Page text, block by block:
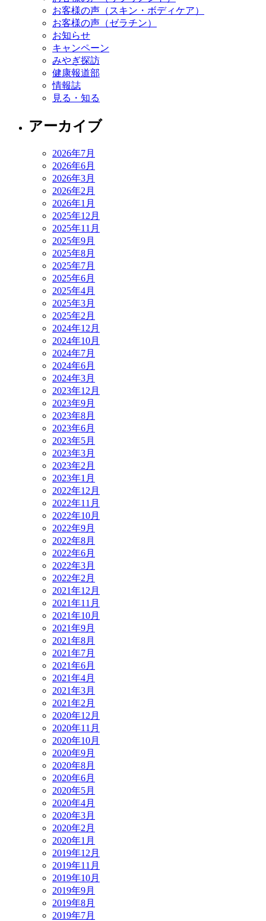
お客様の声（スキン・ボディケア）
お客様の声（ゼラチン）
お知らせ
キャンペーン
みやぎ探訪
健康報道部
情報誌
見る・知る
アーカイブ
2026年7月
2026年6月
2026年3月
2026年2月
2026年1月
2025年12月
2025年11月
2025年9月
2025年8月
2025年7月
2025年6月
2025年4月
2025年3月
2025年2月
2024年12月
2024年10月
2024年7月
2024年6月
2024年3月
2023年12月
2023年9月
2023年8月
2023年6月
2023年5月
2023年3月
2023年2月
2023年1月
2022年12月
2022年11月
2022年10月
2022年9月
2022年8月
2022年6月
2022年3月
2022年2月
2021年12月
2021年11月
2021年10月
2021年9月
2021年8月
2021年7月
2021年6月
2021年4月
2021年3月
2021年2月
2020年12月
2020年11月
2020年10月
2020年9月
2020年8月
2020年6月
2020年5月
2020年4月
2020年3月
2020年2月
2020年1月
2019年12月
2019年11月
2019年10月
2019年9月
2019年8月
2019年7月